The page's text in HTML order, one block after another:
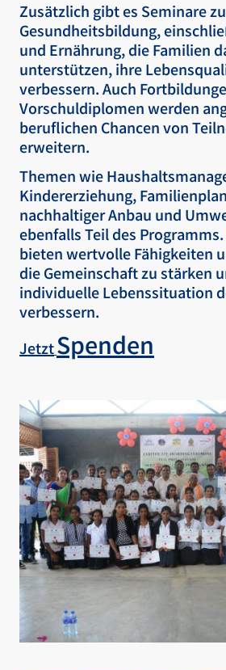
Zusätzlich gibt es Seminare
Gesundheitsbildung,
und Ernährung, die Familien
unterstützen, ihre
verbessern. Auch
Vorschuldiplomen werden
beruflichen Chancen von
erweitern.
Themen wie
Kindererziehung,
nachhaltiger Anbau und
ebenfalls Teil des
bieten wertvolle Fähigkeiten
die Gemeinschaft zu stärken
individuelle Lebenssituation
verbessern.
JetztSpenden